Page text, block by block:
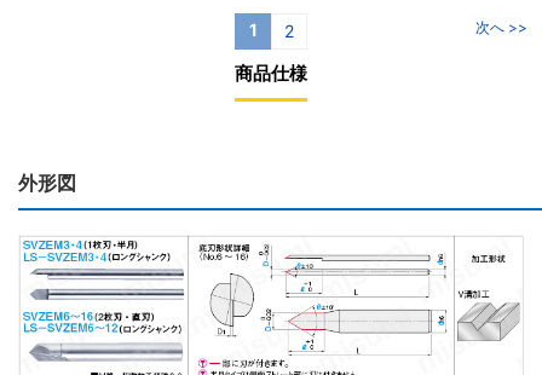
1 2 次へ >>
商品仕様
外形図